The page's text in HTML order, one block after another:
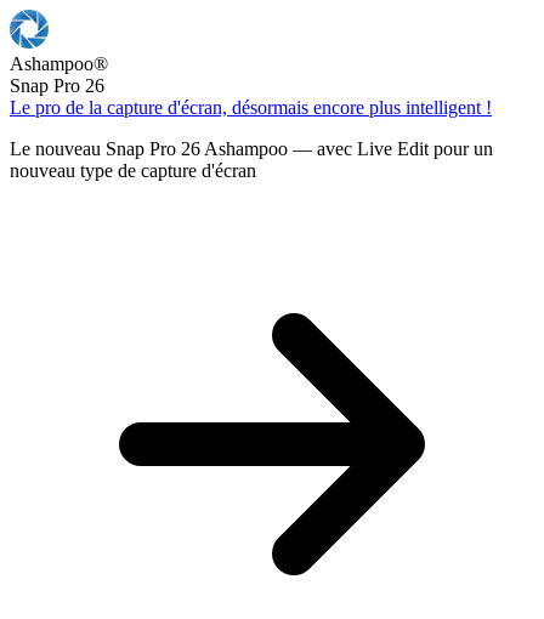
Ashampoo®
Snap Pro 26
Le pro de la capture d'écran, désormais encore plus intelligent !
Le nouveau Snap Pro 26 Ashampoo — avec Live Edit pour un
nouveau type de capture d'écran